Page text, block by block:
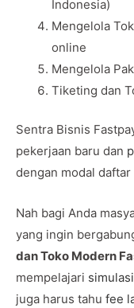
Indonesia)
Mengelola
online
Mengelola
Tiketing dan
Sentra Bisnis
pekerjaan baru dan
dengan modal
Nah bagi Anda
yang ingin
dan Toko Modern
mempelajari
juga harus tahu fee